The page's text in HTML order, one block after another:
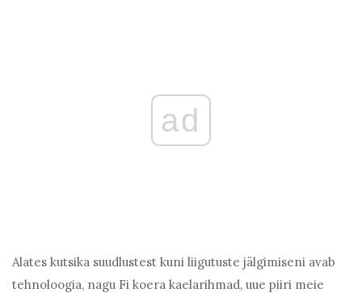
ad
Alates kutsika suudlustest kuni liigutuste jälgimiseni avab
tehnoloogia, nagu Fi koera kaelarihmad, uue piiri meie